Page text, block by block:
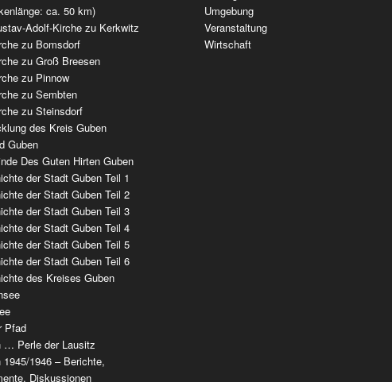
ca. 50 km)
Adolf-Kirche zu Kerkwitz
zu Bomsdorf
zu Groß Breesen
zu Pinnow
zu Sembten
zu Steinsdorf
des Kreis Guben
Guben
Des Guten Hirten Guben
der Stadt Guben Teil 1
der Stadt Guben Teil 2
der Stadt Guben Teil 3
der Stadt Guben Teil 4
der Stadt Guben Teil 5
der Stadt Guben Teil 6
des Kreises Guben
Pfad
… Perle der Lausitz
1945/1946 – Berichte,
Diskussionen
Umgebung
Veranstaltung
Wirtschaft